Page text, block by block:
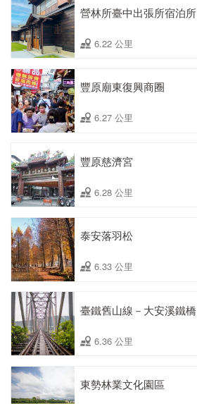
營林所臺中出張所宿泊所
6.22 公里
豐原廟東復興商圈
6.27 公里
豐原慈濟宮
6.28 公里
泰安落羽松
6.33 公里
臺鐵舊山線－大安溪鐵橋
6.36 公里
東勢林業文化園區